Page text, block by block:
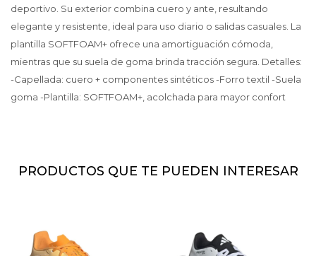
deportivo. Su exterior combina cuero y ante, resultando
elegante y resistente, ideal para uso diario o salidas casuales. La
plantilla SOFTFOAM+ ofrece una amortiguación cómoda,
mientras que su suela de goma brinda tracción segura. Detalles:
-Capellada: cuero + componentes sintéticos -Forro textil -Suela
goma -Plantilla: SOFTFOAM+, acolchada para mayor confort
PRODUCTOS QUE TE PUEDEN INTERESAR